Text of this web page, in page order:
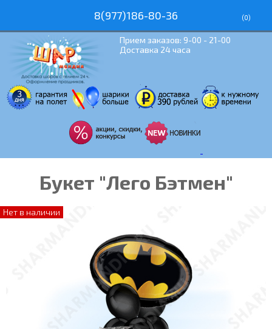
8(977)186-80-36 (0)
Прием заказов: 9-00 - 21-00
Доставка 24 часа
Букет "Лего Бэтмен"
Нет в наличии